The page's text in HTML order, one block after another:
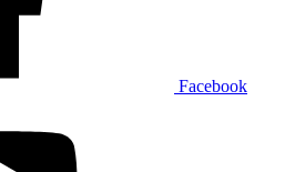
Facebook